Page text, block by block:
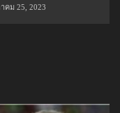
คม 25, 2023